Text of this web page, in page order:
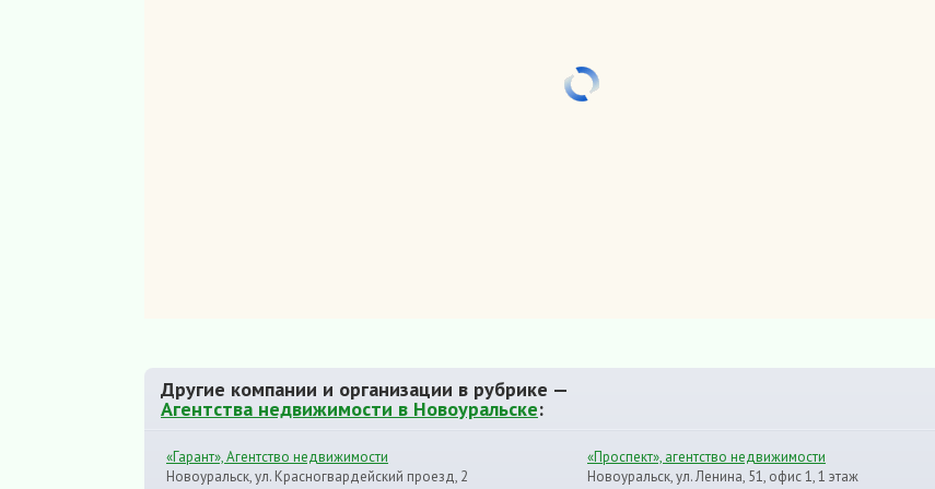
Другие компании и организации в рубрике —
Агентства недвижимости в Новоуральске:
«Гарант», Агентство недвижимости
Новоуральск, ул. Красногвардейский проезд, 2
«Проспект», агентство недвижимости
Новоуральск, ул. Ленина, 51, офис 1, 1 этаж